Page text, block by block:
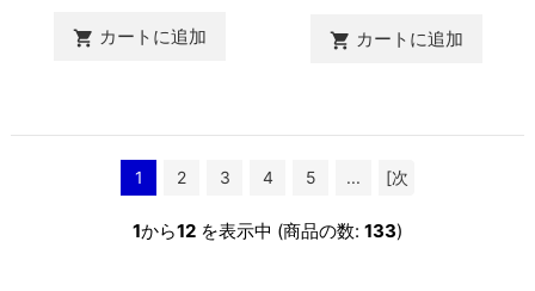
 カートに追加  カートに追加
1 2 3 4 5 ...
[次
1から12 を表示中 (商品の数: 133)